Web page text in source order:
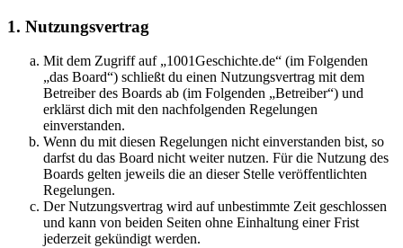
1. Nutzungsvertrag
Mit dem Zugriff auf „1001Geschichte.de“ (im Folgenden
„das Board“) schließt du einen Nutzungsvertrag mit dem
Betreiber des Boards ab (im Folgenden „Betreiber“) und
erklärst dich mit den nachfolgenden Regelungen
einverstanden.
Wenn du mit diesen Regelungen nicht einverstanden bist, so
darfst du das Board nicht weiter nutzen. Für die Nutzung des
Boards gelten jeweils die an dieser Stelle veröffentlichten
Regelungen.
Der Nutzungsvertrag wird auf unbestimmte Zeit geschlossen
und kann von beiden Seiten ohne Einhaltung einer Frist
jederzeit gekündigt werden.